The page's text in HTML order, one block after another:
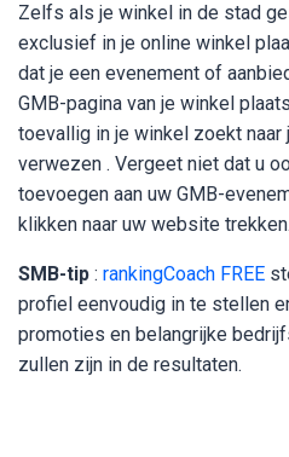
Zelfs als je winkel in de stad
exclusief in je online winkel
dat je een evenement of
GMB-pagina van je winkel
toevallig in je winkel zoekt
verwezen . Vergeet niet dat u
toevoegen aan uw GMB-
klikken naar uw website trekken.
SMB-tip : rankingCoach FREE
profiel eenvoudig in te stellen
promoties en belangrijke
zullen zijn in de resultaten.